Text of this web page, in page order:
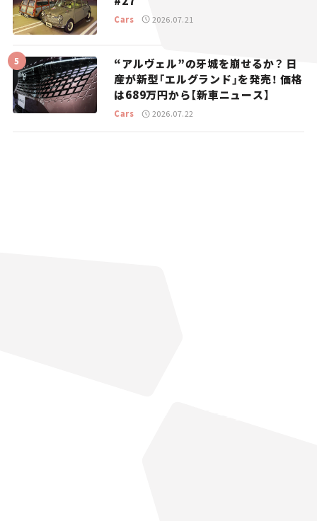
Cars 2026.07.21
“アルヴェル”の牙城を崩せるか？ 日
産が新型「エルグランド」を発売！ 価格
は689万円から【新車ニュース】
Cars 2026.07.22